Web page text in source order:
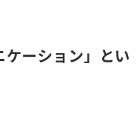
ケーション」とい